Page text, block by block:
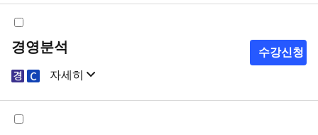
경영분석
자세히
샘플강의 강의계획서
수강신청